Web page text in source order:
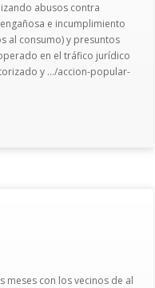
abusos contra
e incumplimiento
al consumo) y presuntos
en el tráfico jurídico
y .../accion-popular-
meses con los vecinos de al